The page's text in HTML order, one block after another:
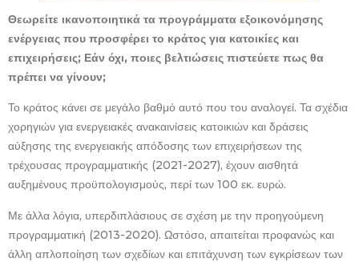
Θεωρείτε ικανοποιητικά τα προγράμματα εξοικονόμησης
ενέργειας που προσφέρει το κράτος για κατοικίες και
επιχειρήσεις; Εάν όχι, ποιες βελτιώσεις πιστεύετε πως θα
πρέπει να γίνουν;
Το κράτος κάνει σε μεγάλο βαθμό αυτό που του αναλογεί. Τα σχέδια
χορηγιών για ενεργειακές ανακαινίσεις κατοικιών και δράσεις
αύξησης της ενεργειακής απόδοσης των επιχειρήσεων της
τρέχουσας προγραμματικής (2021-2027), έχουν αισθητά
αυξημένους προϋπολογισμούς, περί των 100 εκ. ευρώ.
Με άλλα λόγια, υπερδιπλάσιους σε σχέση με την προηγούμενη
προγραμματική (2013-2020). Ωστόσο, απαιτείται προφανώς και
άλλη απλοποίηση των σχεδίων και επιτάχυνση των εγκρίσεων των